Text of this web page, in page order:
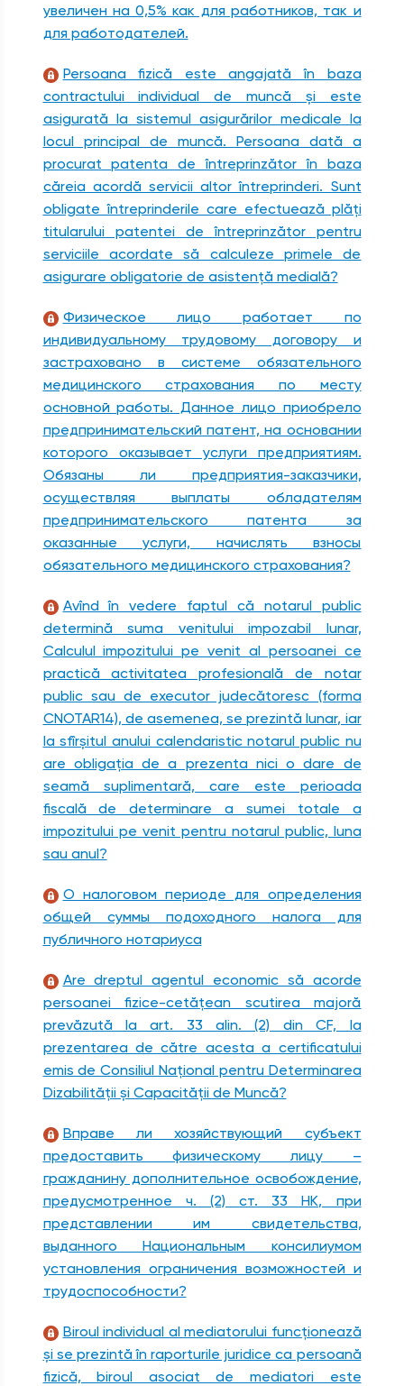
увеличен на 0,5% как для работников, так и
для работодателей.
Persoana fizică este angajată în baza
contractului individual de muncă şi este
asigurată la sistemul asigurărilor medicale la
locul principal de muncă. Persoana dată a
procurat patenta de întreprinzător în baza
căreia acordă servicii altor întreprinderi. Sunt
obligate întreprinderile care efectuează plăţi
titularului patentei de întreprinzător pentru
serviciile acordate să calculeze primele de
asigurare obligatorie de asistenţă medială?
Физическое лицо работает по
индивидуальному трудовому договору и
застраховано в системе обязательного
медицинского страхования по месту
основной работы. Данное лицо приобрело
предпринимательский патент, на основании
которого оказывает услуги предприятиям.
Обязаны ли предприятия-заказчики,
осуществляя выплаты обладателям
предпринимательского патента за
оказанные услуги, начислять взносы
обязательного медицинского страхования?
Avînd în vedere faptul că notarul public
determină suma venitului impozabil lunar,
Calculul impozitului pe venit al persoanei ce
practică activitatea profesională de notar
public sau de executor judecătoresc (forma
CNOTAR14), de asemenea, se prezintă lunar, iar
la sfîrşitul anului calendaristic notarul public nu
are obligaţia de a prezenta nici o dare de
seamă suplimentară, care este perioada
fiscală de determinare a sumei totale a
impozitului pe venit pentru notarul public, luna
sau anul?
О налоговом периоде для определения
общей суммы подоходного налога для
публичного нотариуса
Are dreptul agentul economic să acorde
persoanei fizice-cetăţean scutirea majoră
prevăzută la art. 33 alin. (2) din CF, la
prezentarea de către acesta a certificatului
emis de Consiliul Naţional pentru Determinarea
Dizabilităţii şi Capacităţii de Muncă?
Вправе ли хозяйствующий субъект
предоставить физическому лицу –
гражданину дополнительное освобождение,
предусмотренное ч. (2) ст. 33 НК, при
представлении им свидетельства,
выданного Национальным консилиумом
установления ограничения возможностей и
трудоспособности?
Biroul individual al mediatorului funcţionează
şi se prezintă în raporturile juridice ca persoană
fizică, biroul asociat de mediatori este